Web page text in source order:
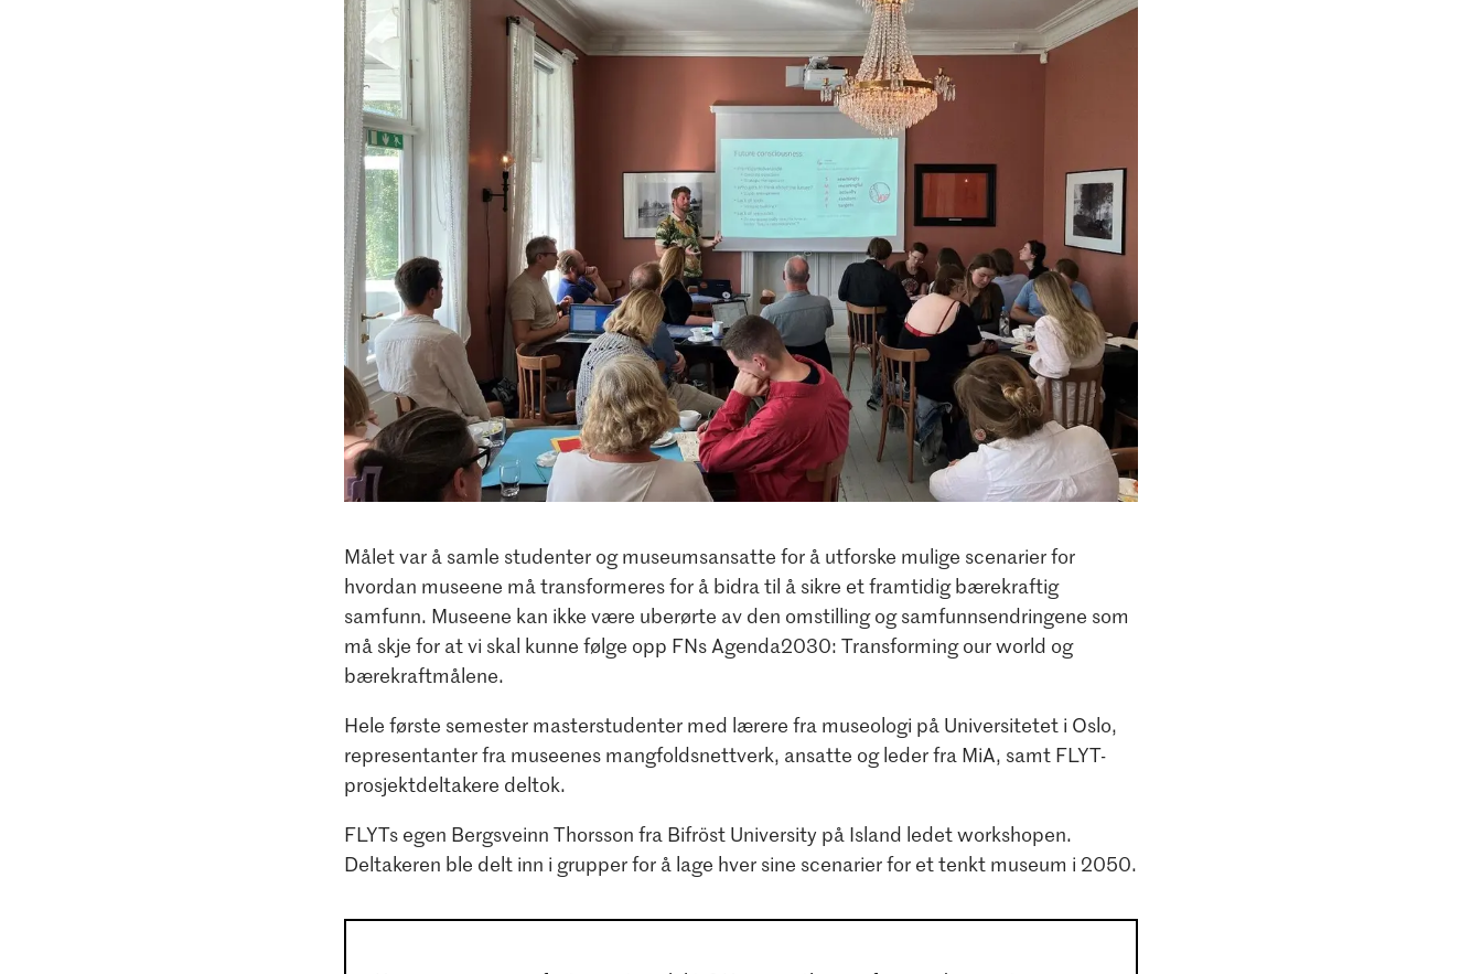
Målet var å samle studenter og museumsansatte for å utforske mulige scenarier for
hvordan museene må transformeres for å bidra til å sikre et framtidig bærekraftig
samfunn. Museene kan ikke være uberørte av den omstilling og samfunnsendringene som
må skje for at vi skal kunne følge opp FNs Agenda2030: Transforming our world og
bærekraftmålene.
Hele første semester masterstudenter med lærere fra museologi på Universitetet i Oslo,
representanter fra museenes mangfoldsnettverk, ansatte og leder fra MiA, samt FLYT-
prosjektdeltakere deltok.
FLYTs egen Bergsveinn Thorsson fra Bifröst University på Island ledet workshopen.
Deltakeren ble delt inn i grupper for å lage hver sine scenarier for et tenkt museum i 2050.